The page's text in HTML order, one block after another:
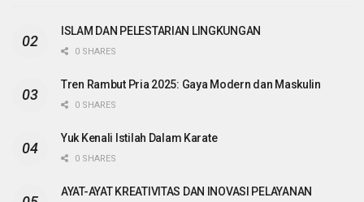
ISLAM DAN PELESTARIAN LINGKUNGAN
0 SHARES
Tren Rambut Pria 2025: Gaya Modern dan Maskulin
0 SHARES
Yuk Kenali Istilah Dalam Karate
0 SHARES
AYAT-AYAT KREATIVITAS DAN INOVASI PELAYANAN